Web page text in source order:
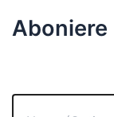
Aboniere